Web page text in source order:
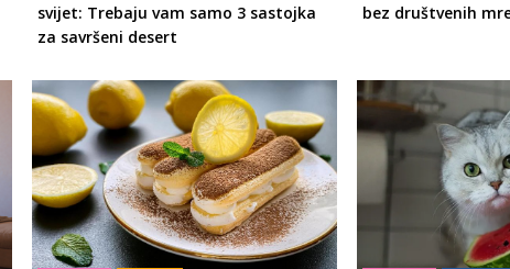
svijet: Trebaju vam samo 3 sastojka
za savršeni desert
bez društvenih